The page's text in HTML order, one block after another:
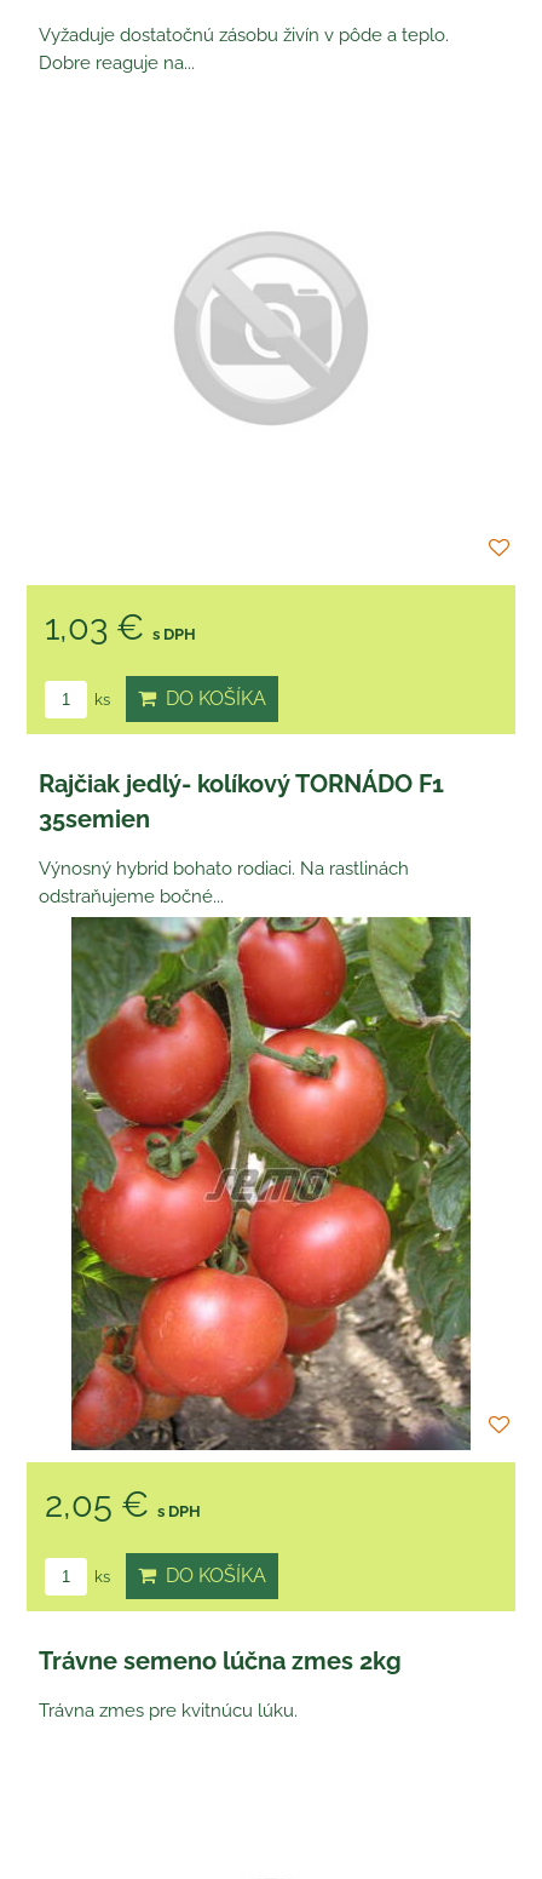
Vyžaduje dostatočnú zásobu živín v pôde a teplo.
Dobre reaguje na...
1,03 € s DPH
ks DO KOŠÍKA
Rajčiak jedlý- kolíkový TORNÁDO F1
35semien
Výnosný hybrid bohato rodiaci. Na rastlinách
odstraňujeme bočné...
2,05 € s DPH
ks DO KOŠÍKA
Trávne semeno lúčna zmes 2kg
Trávna zmes pre kvitnúcu lúku.